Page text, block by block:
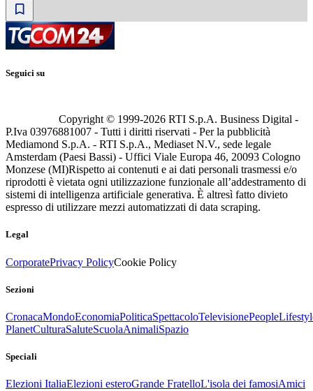
Seguici su
Copyright © 1999-2026 RTI S.p.A. Business Digital -
P.Iva 03976881007 - Tutti i diritti riservati - Per la pubblicità
Mediamond S.p.A. - RTI S.p.A., Mediaset N.V., sede legale
Amsterdam (Paesi Bassi) - Uffici Viale Europa 46, 20093 Cologno
Monzese (MI)Rispetto ai contenuti e ai dati personali trasmessi e/o
riprodotti è vietata ogni utilizzazione funzionale all’addestramento di
sistemi di intelligenza artificiale generativa. È altresì fatto divieto
espresso di utilizzare mezzi automatizzati di data scraping.
Legal
CorporatePrivacy PolicyCookie Policy
Sezioni
CronacaMondoEconomiaPoliticaSpettacoloTelevisionePeople
PlanetCulturaSaluteScuolaAnimaliSpazio
Speciali
Elezioni ItaliaElezioni esteroGrande FratelloL'isola dei famosiAmici